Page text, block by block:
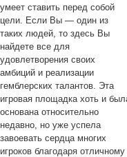
умеет ставить перед собой
цели. Если Вы — один из
таких людей, то здесь Вы
найдете все для
удовлетворения своих
амбиций и реализации
гемблерских талантов. Эта
игровая площадка хоть и
основана относительно
недавно, но уже успела
завоевать сердца многих
игроков благодаря отличному